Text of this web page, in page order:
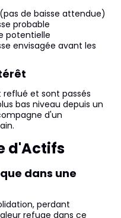
de baisse attendue)
probable
potentielle
envisagée avant les
et sont passés
bas niveau depuis un
d'un
d'Actifs
dans une
perdant
refuge dans ce